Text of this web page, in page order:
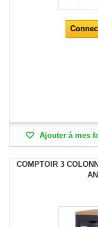
Ajouter à mes
COMPTOIR 3